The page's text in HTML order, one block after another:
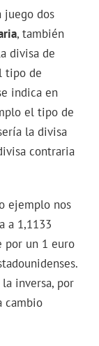
juego dos
, también
divisa de
tipo de
indica en
el tipo de
la divisa
contraria
ejemplo nos
a 1,1133
por un 1 euro
inversa, por
cambio